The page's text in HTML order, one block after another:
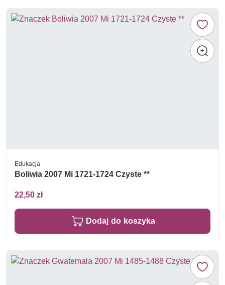
Edukacja
Boliwia 2007 Mi 1721-1724 Czyste **
22,50 zł
Dodaj do koszyka